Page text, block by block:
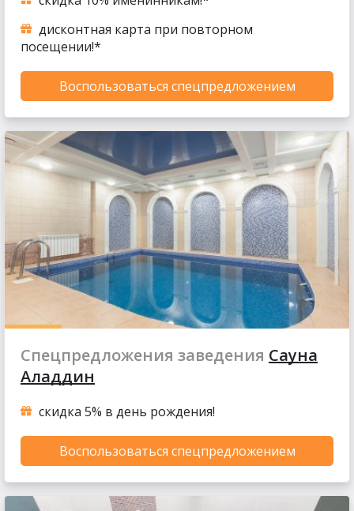
дисконтная карта при повторном
посещении!*
Воспользоваться спецпредложением
Спецпредложения заведения Сауна
Аладдин
скидка 5% в день рождения!
Воспользоваться спецпредложением